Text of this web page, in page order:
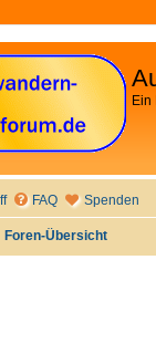
Ein
FAQ Spenden
Foren-Übersicht